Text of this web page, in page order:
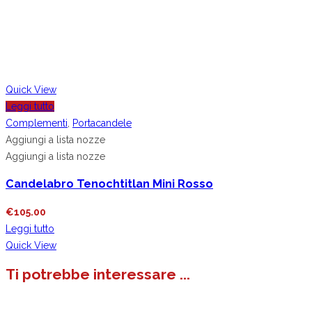
Quick View
Leggi tutto
Complementi
Portacandele
Aggiungi a lista nozze
Aggiungi a lista nozze
Candelabro Tenochtitlan Mini Rosso
€105.00
Leggi tutto
Quick View
Ti potrebbe interessare ...